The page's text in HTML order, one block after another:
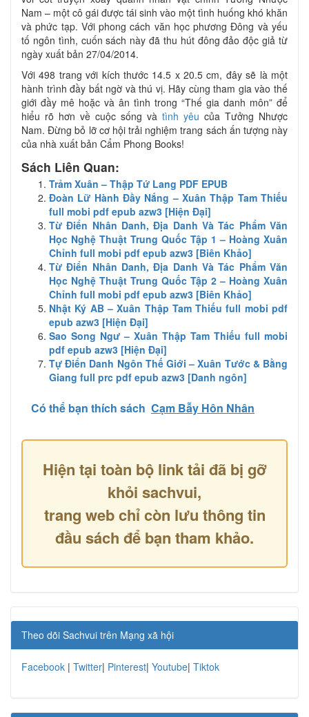
Nam – một cô gái được tái sinh vào một tình huống khó khăn
và phức tạp. Với phong cách văn học phương Đông và yếu
tố ngôn tình, cuốn sách này đã thu hút đông đảo độc giả từ
ngày xuất bản 27/04/2014.
Với 498 trang với kích thước 14.5 x 20.5 cm, đây sẽ là một
hành trình đầy bất ngờ và thú vị. Hãy cùng tham gia vào thế
giới đầy mê hoặc và ân tình trong “Thế gia danh môn” để
hiểu rõ hơn về cuộc sống và tình yêu của Tưởng Nhược
Nam. Đừng bỏ lỡ cơ hội trải nghiệm trang sách ấn tượng này
của nhà xuất bản Cẩm Phong Books!
Sách Liên Quan:
Trảm Xuân – Thập Tứ Lang PDF EPUB
Đoàn Lữ Hành Đầy Nắng – Xuân Thập Tam Thiếu
full mobi pdf epub azw3 [Hiện Đại]
Từ Điển Nhân Danh, Địa Danh Và Tác Phẩm Văn
Học Nghệ Thuật Trung Quốc Tập 1 – Hoàng Xuân
Chỉnh full mobi pdf epub azw3 [Biên Khảo]
Từ Điển Nhân Danh, Địa Danh Và Tác Phẩm Văn
Học Nghệ Thuật Trung Quốc Tập 2 – Hoàng Xuân
Chỉnh full mobi pdf epub azw3 [Biên Khảo]
Nhật Ký AB – Xuân Thập Tam Thiếu full mobi pdf
epub azw3 [Hiện Đại]
Sao Song Ngư – Xuân Thập Tam Thiếu full mobi
pdf epub azw3 [Hiện Đại]
Tự Điển Danh Ngôn Thế Giới – Xuân Tước & Bằng
Giang full prc pdf epub azw3 [Danh ngôn]
Có thể bạn thích sách Cạm Bẫy Hôn Nhân
Hiện tại toàn bộ link tải đã bị gỡ
khỏi sachvui,
trang web chỉ còn lưu thông tin
đầu sách để bạn tham khảo.
Theo dõi Sachvui trên Mạng xã hội
Facebook | Twitter| Pinterest| Youtube| Tiktok